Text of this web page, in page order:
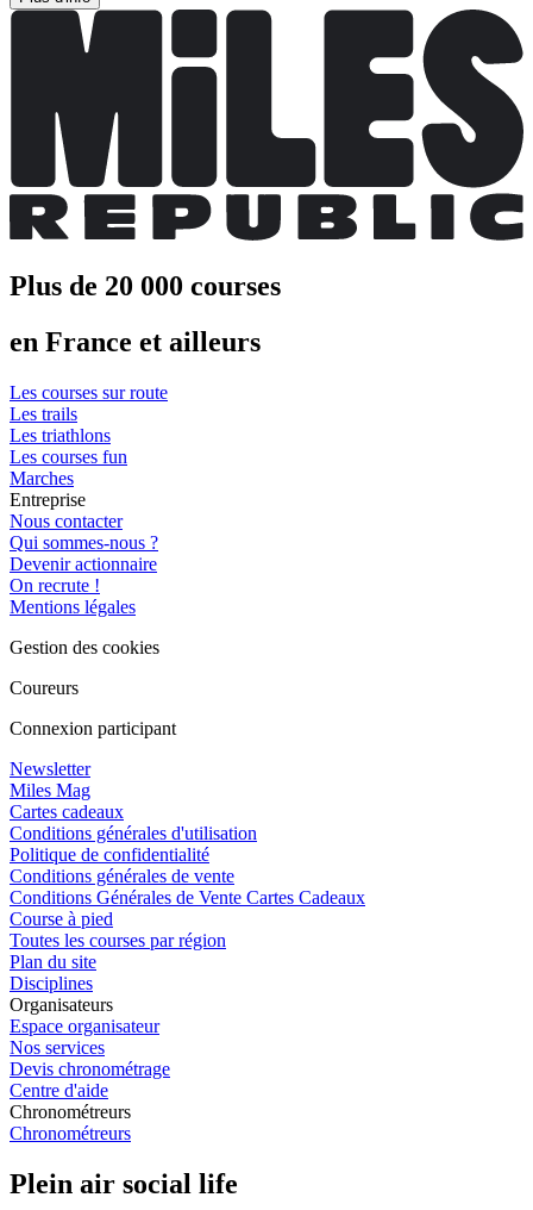
Plus de 20 000 courses
en France et ailleurs
Les courses sur route
Les trails
Les triathlons
Les courses fun
Marches
Entreprise
Nous contacter
Qui sommes-nous ?
Devenir actionnaire
On recrute !
Mentions légales
Gestion des cookies
Coureurs
Connexion participant
Newsletter
Miles Mag
Cartes cadeaux
Conditions générales d'utilisation
Politique de confidentialité
Conditions générales de vente
Conditions Générales de Vente Cartes Cadeaux
Course à pied
Toutes les courses par région
Plan du site
Disciplines
Organisateurs
Espace organisateur
Nos services
Devis chronométrage
Centre d'aide
Chronométreurs
Chronométreurs
Plein air social life